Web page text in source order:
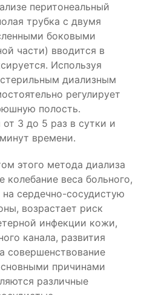
перитонеальный
трубка с двумя
боковыми
части) вводится в
Используя
диализным
регулирует
полость.
3 до 5 раз в сутки и
времени.
этого метода диализа
колебание веса больного,
сердечно-сосудистую
возрастает риск
инфекции кожи,
канала, развития
совершенствование
причинами
различные